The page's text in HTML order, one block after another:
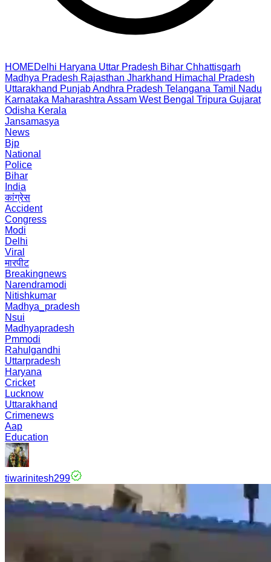
HOMEDelhi Haryana Uttar Pradesh Bihar Chhattisgarh
Madhya Pradesh Rajasthan Jharkhand Himachal Pradesh
Uttarakhand PunjabAndhra Pradesh Telangana Tamil Nadu
Karnataka Maharashtra Assam West Bengal Tripura Gujarat
Odisha Kerala
Jansamasya
News
Bjp
National
Police
Bihar
India
कांग्रेस
Accident
Congress
Modi
Delhi
Viral
मारपीट
Breakingnews
Narendramodi
Nitishkumar
Madhya_pradesh
Nsui
Madhyapradesh
Pmmodi
Rahulgandhi
Uttarpradesh
Haryana
Cricket
Lucknow
Uttarakhand
Crimenews
Aap
Education
tiwarinitesh299